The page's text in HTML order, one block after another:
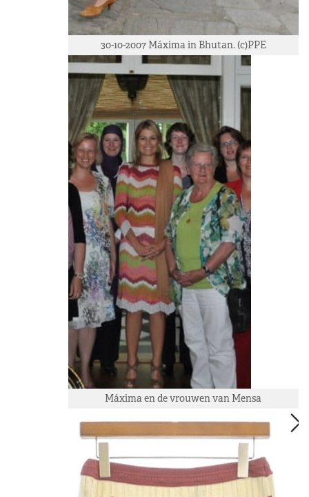
30-10-2007 Máxima in Bhutan. (c)PPE
Máxima en de vrouwen van Mensa